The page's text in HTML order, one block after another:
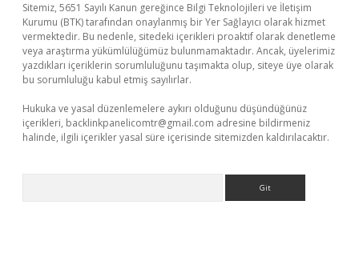
Sitemiz, 5651 Sayılı Kanun gereğince Bilgi Teknolojileri ve İletişim
Kurumu (BTK) tarafından onaylanmış bir Yer Sağlayıcı olarak hizmet
vermektedir. Bu nedenle, sitedeki içerikleri proaktif olarak denetleme
veya araştırma yükümlülüğümüz bulunmamaktadır. Ancak, üyelerimiz
yazdıkları içeriklerin sorumluluğunu taşımakta olup, siteye üye olarak
bu sorumluluğu kabul etmiş sayılırlar.
Hukuka ve yasal düzenlemelere aykırı olduğunu düşündüğünüz
içerikleri, backlinkpanelicomtr@gmail.com adresine bildirmeniz
halinde, ilgili içerikler yasal süre içerisinde sitemizden kaldırılacaktır.